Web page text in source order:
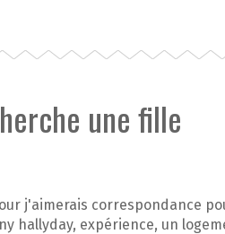
une fille
j'aimerais correspondance
hallyday, expérience, un